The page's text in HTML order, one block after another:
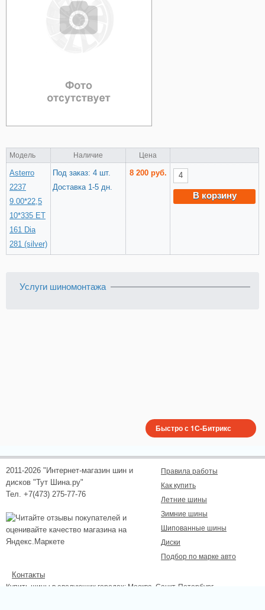
Модель Наличие Цена
Asterro
2237
9.00*22,5
10*335 ET
161 Dia
281 (silver)
Под заказ: 4 шт.
Доставка 1-5 дн.
8 200 руб.
В корзину
Услуги шиномонтажа
2011-2026 "Интернет-магазин шин и
дисков "Тут Шина.ру"
Тел. +7(473) 275-77-76
Правила работы
Как купить
Летние шины
Зимние шины
Шипованные шины
Диски
Подбор по марке авто
Контакты
Купить шины в следующих городах: Москва , Санкт-Петербург,
Быстро с 1С-Битрикс